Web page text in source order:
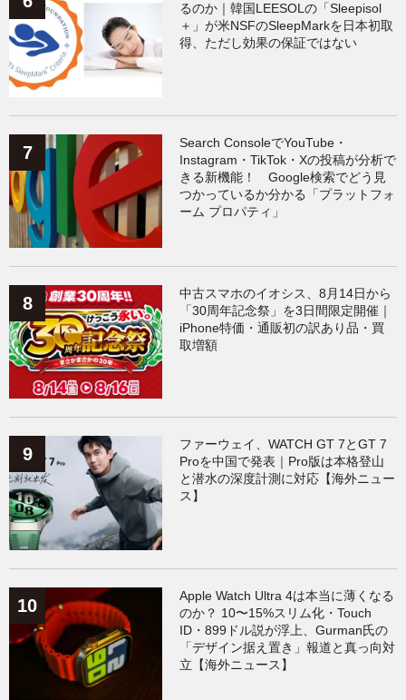
るのか｜韓国LEESOLの「Sleepisol
＋」が米NSFのSleepMarkを日本初取
得、ただし効果の保証ではない
Search ConsoleでYouTube・
Instagram・TikTok・Xの投稿が分析で
きる新機能！ Google検索でどう見
つかっているか分かる「プラットフォ
ーム プロパティ」
中古スマホのイオシス、8月14日から
「30周年記念祭」を3日間限定開催｜
iPhone特価・通販初の訳あり品・買
取増額
ファーウェイ、WATCH GT 7とGT 7
Proを中国で発表｜Pro版は本格登山
と潜水の深度計測に対応【海外ニュー
ス】
Apple Watch Ultra 4は本当に薄くなる
のか？ 10〜15%スリム化・Touch
ID・899ドル説が浮上、Gurman氏の
「デザイン据え置き」報道と真っ向対
立【海外ニュース】